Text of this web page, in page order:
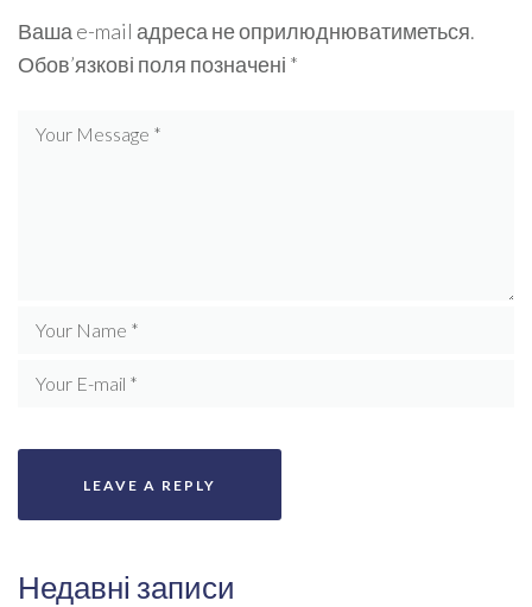
Ваша e-mail адреса не оприлюднюватиметься.
Обов’язкові поля позначені *
Недавні записи